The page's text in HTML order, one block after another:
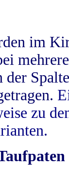
im
zu